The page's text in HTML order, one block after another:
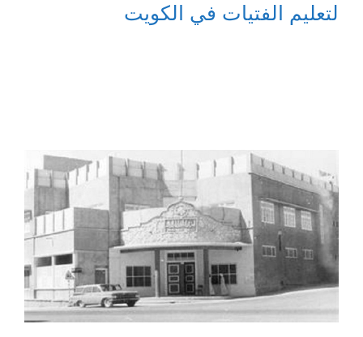
لتعليم الفتيات في الكويت